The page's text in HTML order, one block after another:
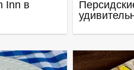
Inn в